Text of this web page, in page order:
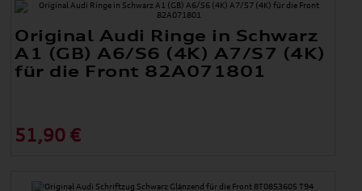
Original Audi Ringe in Schwarz
A1 (GB) A6/S6 (4K) A7/S7 (4K)
für die Front 82A071801
51,90 €